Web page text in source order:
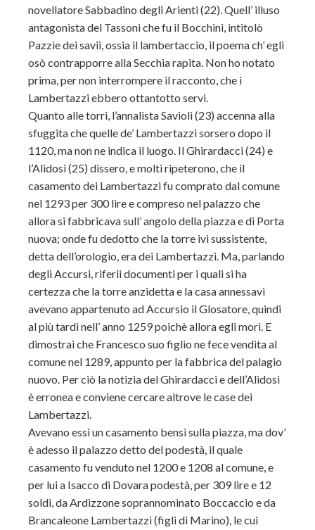
novellatore Sabbadino degli Arienti (22). Quell’ illuso
antagonista del Tassoni che fu il Bocchini, intitolò
Pazzìe dei savii, ossia il lambertaccio, il poema ch’ egli
osò contrapporre alla Secchia rapita. Non ho notato
prima, per non interrompere il racconto, che i
Lambertazzi ebbero ottantotto servi.
Quanto alle torri, l’annalista Savioli (23) accenna alla
sfuggita che quelle de’ Lambertazzi sorsero dopo il
1120, ma non ne indica il luogo. Il Ghirardacci (24) e
l’Alidosi (25) dissero, e molti ripeterono, che il
casamento dei Lambertazzi fu comprato dal comune
nel 1293 per 300 lire e compreso nel palazzo che
allora si fabbricava sull’ angolo della piazza e di Porta
nuova; onde fu dedotto che la torre ivi sussistente,
detta dell’orologio, era dei Lambertazzi. Ma, parlando
degli Accursi, riferii documenti per i quali si ha
certezza che la torre anzidetta e la casa annessavi
avevano appartenuto ad Accursio il Glosatore, quindi
al più tardi nell’ anno 1259 poichè allora egli morì. E
dimostrai che Francesco suo figlio ne fece vendita al
comune nel 1289, appunto per la fabbrica del palagio
nuovo. Per ciò la notizia del Ghirardacci e dell’Alidosi
è erronea e conviene cercare altrove le case dei
Lambertazzi.
Avevano essi un casamento bensì sulla piazza, ma dov’
è adesso il palazzo detto del podestà, il quale
casamento fu venduto nel 1200 e 1208 al comune, e
per lui a Isacco di Dovara podestà, per 309 lire e 12
soldi, da Ardizzone soprannominato Boccaccio e da
Brancaleone Lambertazzi (figli di Marino), le cui